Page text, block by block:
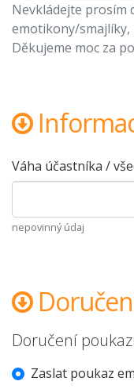
Nevkládejte prosím
emotikony/smajlíky,
Děkujeme moc za
Váha účastníka /
nepovinný údaj
Doručení
Zaslat poukaz